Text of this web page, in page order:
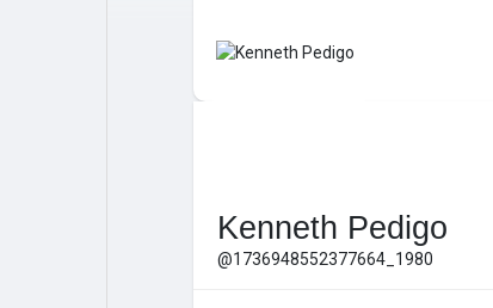
Kenneth Pedigo
@1736948552377664_1980